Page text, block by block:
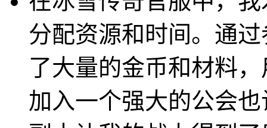
分配资源和时间。通
了大量的金币和材料
加入一个强大的公会